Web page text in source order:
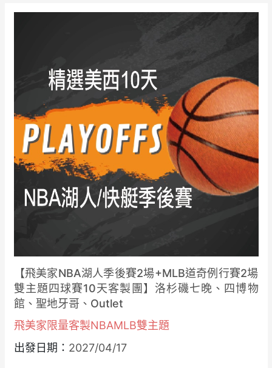
【飛美家NBA湖人季後賽2場+MLB道奇例行賽2場
雙主題四球賽10天客製團】洛杉磯七晚、四博物
館、聖地牙哥、Outlet
飛美家限量客製NBAMLB雙主題
出發日期： 2027/04/17